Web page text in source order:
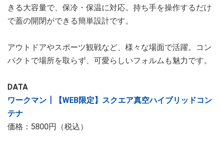
きる大容量で、保冷・保温に対応。持ち手を操作するだけ
で蓋の開閉ができる簡単設計です。
アウトドアやスポーツ観戦など、様々な場面で活躍。コン
パクトで場所を取らず、可愛らしいフォルムも魅力です。
DATA
ワークマン┃【WEB限定】スクエア真空ハイブリッドコン
テナ
価格：5800円（税込）